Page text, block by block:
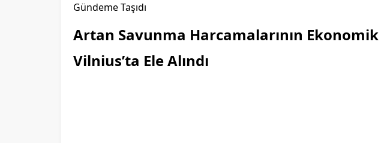
Gündeme Taşıdı
Artan Savunma Harcamalarının Ekonomik
Vilnius’ta Ele Alındı